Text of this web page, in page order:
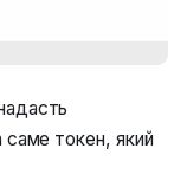
саме токен, який